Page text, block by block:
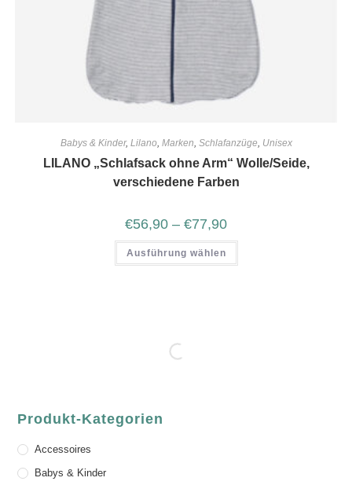
Babys & Kinder, Lilano, Marken Schlafanzüge Unisex
LILANO „Schlafsack ohne Arm“ Wolle/Seide,
verschiedene Farben
€56,90 – €77,90
Ausführung wählen
Produkt-Kategorien
Accessoires
Babys & Kinder